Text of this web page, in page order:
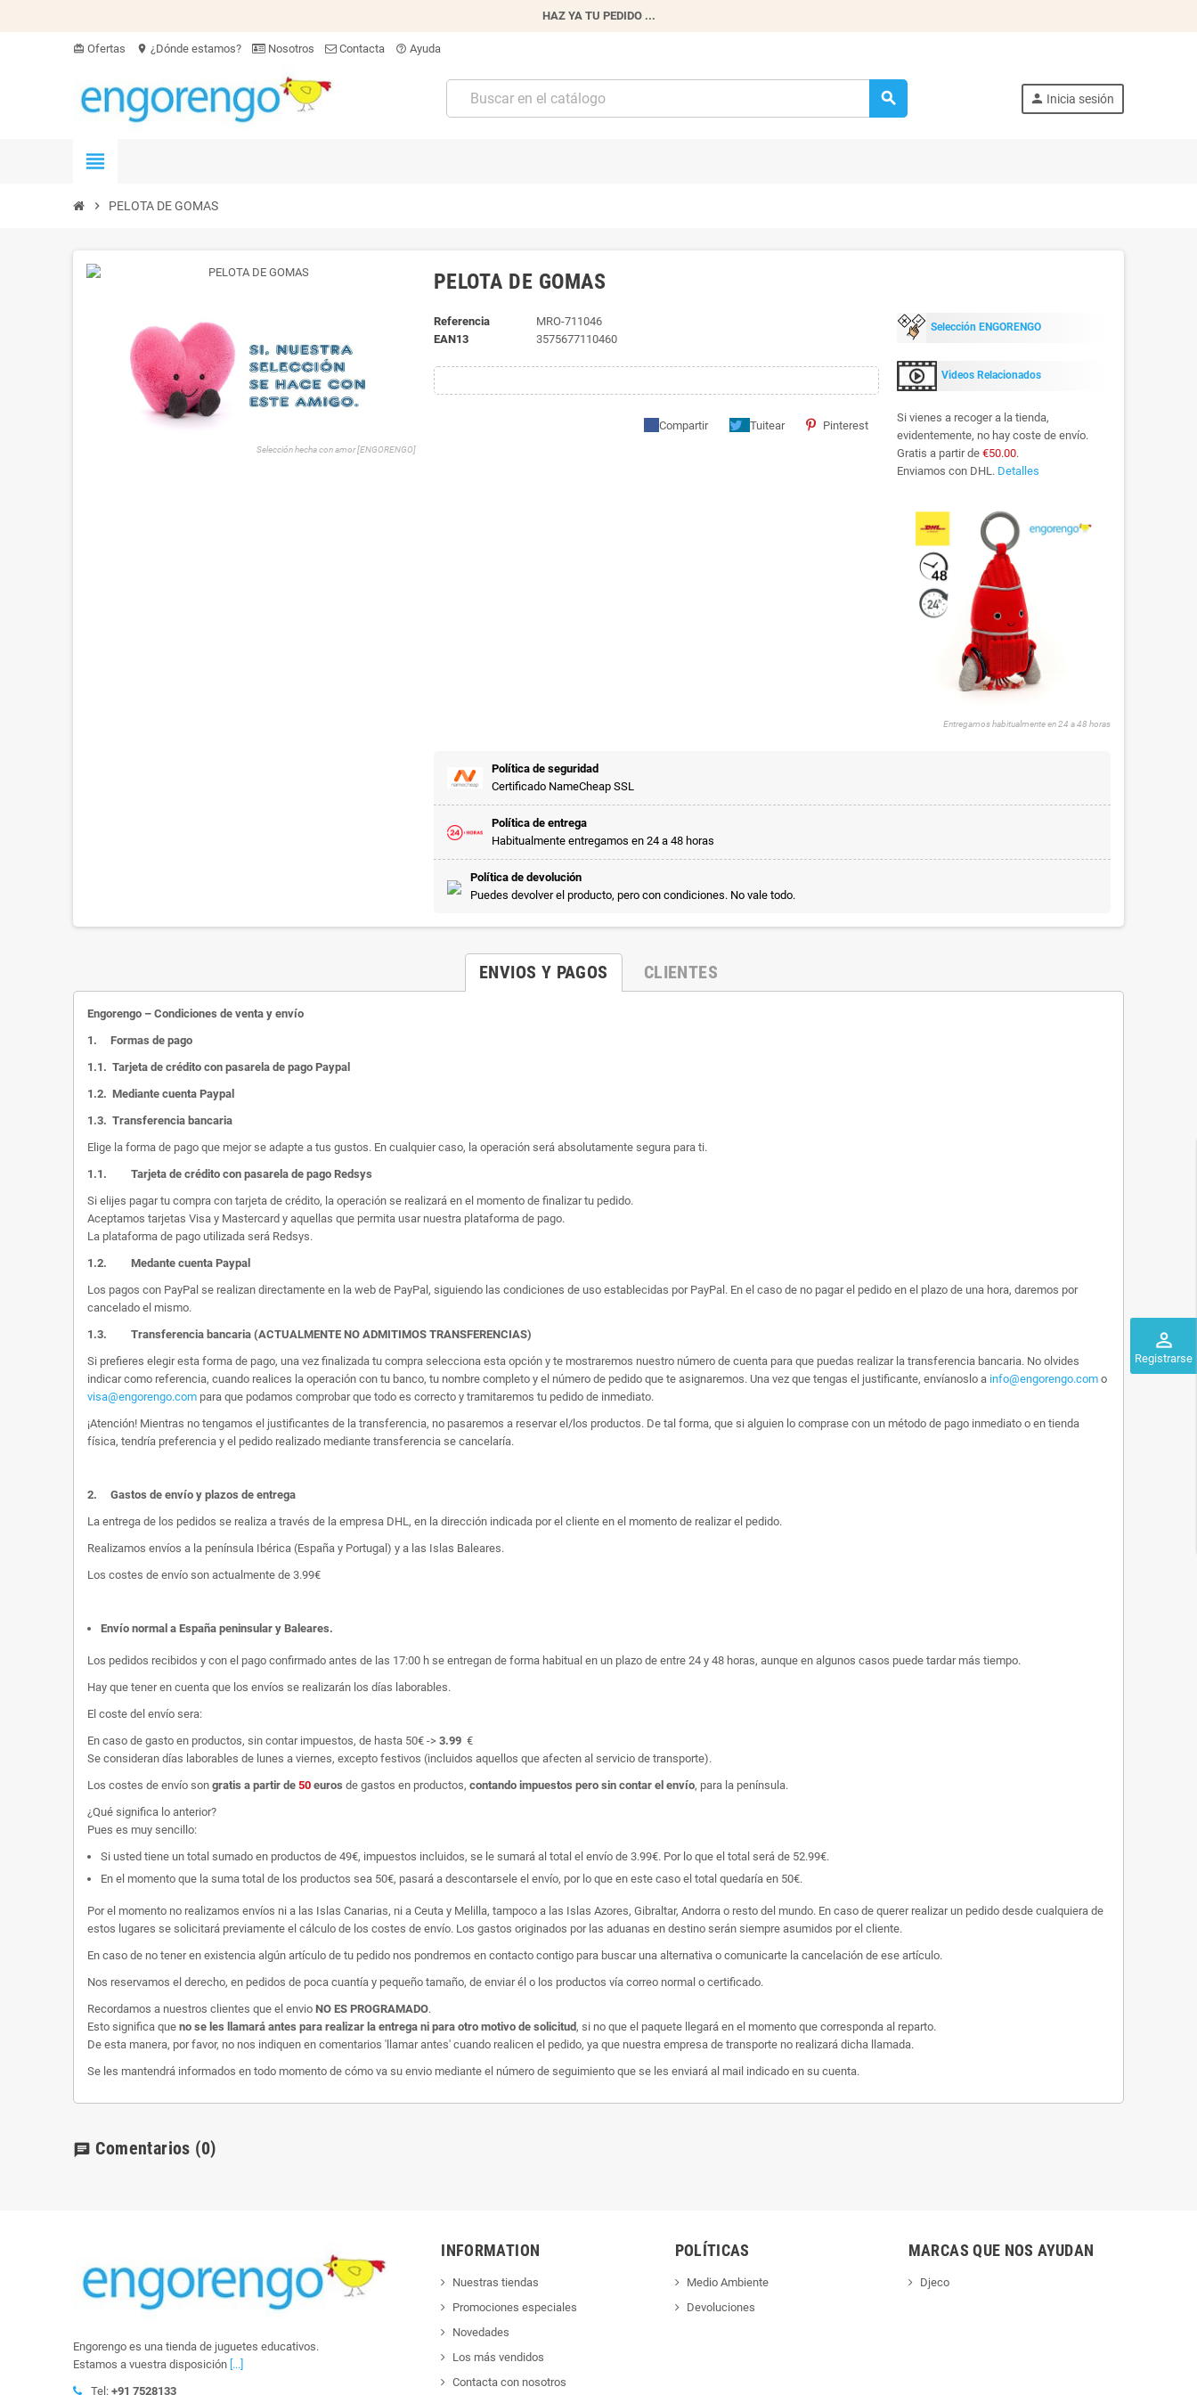
HAZ YA TU PEDIDO ...
card_giftcard Ofertas location_on ¿Dónde estamos? Nosotros Contacta help_outline Ayuda
search person Inicia sesión
perm_identity
Registrarse
view_headline
chevron_right PELOTA DE GOMAS
Selección hecha con amor [ENGORENGO]
PELOTA DE GOMAS
Referencia
MRO-711046
EAN13
3575677110460
Compartir Tuitear Pinterest
Selección ENGORENGO
Videos Relacionados
Si vienes a recoger a la tienda,
evidentemente, no hay coste de envío.
Gratis a partir de €50.00.
Enviamos con DHL. Detalles
Entregamos habitualmente en 24 a 48 horas
Política de seguridad
Certificado NameCheap SSL
Política de entrega
Habitualmente entregamos en 24 a 48 horas
Política de devolución
Puedes devolver el producto, pero con condiciones. No vale todo.
ENVIOS Y PAGOS CLIENTES
Engorengo – Condiciones de venta y envío
1. Formas de pago
1.1. Tarjeta de crédito con pasarela de pago Paypal
1.2. Mediante cuenta Paypal
1.3. Transferencia bancaria
Elige la forma de pago que mejor se adapte a tus gustos. En cualquier caso, la operación será absolutamente segura para ti.
1.1. Tarjeta de crédito con pasarela de pago Redsys
Si elijes pagar tu compra con tarjeta de crédito, la operación se realizará en el momento de finalizar tu pedido.
Aceptamos tarjetas Visa y Mastercard y aquellas que permita usar nuestra plataforma de pago.
La plataforma de pago utilizada será Redsys.
1.2. Medante cuenta Paypal
Los pagos con PayPal se realizan directamente en la web de PayPal, siguiendo las condiciones de uso establecidas por PayPal. En el caso de no pagar el pedido en el plazo de una hora, daremos por
cancelado el mismo.
1.3. Transferencia bancaria (ACTUALMENTE NO ADMITIMOS TRANSFERENCIAS)
Si prefieres elegir esta forma de pago, una vez finalizada tu compra selecciona esta opción y te mostraremos nuestro número de cuenta para que puedas realizar la transferencia bancaria. No olvides
indicar como referencia, cuando realices la operación con tu banco, tu nombre completo y el número de pedido que te asignaremos. Una vez que tengas el justificante, envíanoslo a info@engorengo.com o
visa@engorengo.com para que podamos comprobar que todo es correcto y tramitaremos tu pedido de inmediato.
¡Atención! Mientras no tengamos el justificantes de la transferencia, no pasaremos a reservar el/los productos. De tal forma, que si alguien lo comprase con un método de pago inmediato o en tienda
física, tendría preferencia y el pedido realizado mediante transferencia se cancelaría.
2. Gastos de envío y plazos de entrega
La entrega de los pedidos se realiza a través de la empresa DHL, en la dirección indicada por el cliente en el momento de realizar el pedido.
Realizamos envíos a la península Ibérica (España y Portugal) y a las Islas Baleares.
Los costes de envío son actualmente de 3.99€
Envío normal a España peninsular y Baleares.
Los pedidos recibidos y con el pago confirmado antes de las 17:00 h se entregan de forma habitual en un plazo de entre 24 y 48 horas, aunque en algunos casos puede tardar más tiempo.
Hay que tener en cuenta que los envíos se realizarán los días laborables.
El coste del envío sera:
En caso de gasto en productos, sin contar impuestos, de hasta 50€ -> 3.99 €
Se consideran días laborables de lunes a viernes, excepto festivos (incluidos aquellos que afecten al servicio de transporte).
Los costes de envío son gratis a partir de 50 euros de gastos en productos, contando impuestos pero sin contar el envío, para la península.
¿Qué significa lo anterior?
Pues es muy sencillo:
Si usted tiene un total sumado en productos de 49€, impuestos incluidos, se le sumará al total el envío de 3.99€. Por lo que el total será de 52.99€.
En el momento que la suma total de los productos sea 50€, pasará a descontarsele el envío, por lo que en este caso el total quedaría en 50€.
Por el momento no realizamos envíos ni a las Islas Canarias, ni a Ceuta y Melilla, tampoco a las Islas Azores, Gibraltar, Andorra o resto del mundo. En caso de querer realizar un pedido desde cualquiera de
estos lugares se solicitará previamente el cálculo de los costes de envío. Los gastos originados por las aduanas en destino serán siempre asumidos por el cliente.
En caso de no tener en existencia algún artículo de tu pedido nos pondremos en contacto contigo para buscar una alternativa o comunicarte la cancelación de ese artículo.
Nos reservamos el derecho, en pedidos de poca cuantía y pequeño tamaño, de enviar él o los productos vía correo normal o certificado.
Recordamos a nuestros clientes que el envio NO ES PROGRAMADO.
Esto significa que no se les llamará antes para realizar la entrega ni para otro motivo de solicitud , si no que el paquete llegará en el momento que corresponda al reparto.
De esta manera, por favor, no nos indiquen en comentarios 'llamar antes' cuando realicen el pedido, ya que nuestra empresa de transporte no realizará dicha llamada.
Se les mantendrá informados en todo momento de cómo va su envio mediante el número de seguimiento que se les enviará al mail indicado en su cuenta.
chat Comentarios (0)
Engorengo es una tienda de juguetes educativos.
Estamos a vuestra disposición [...]
Tel: +91 7528133
INFORMATION
Nuestras tiendas
Promociones especiales
Novedades
Los más vendidos
Contacta con nosotros
POLÍTICAS
Medio Ambiente
Devoluciones
MARCAS QUE NOS AYUDAN
Djeco